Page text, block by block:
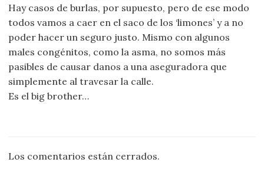
Hay casos de burlas, por supuesto, pero de ese modo
todos vamos a caer en el saco de los ‘limones’ y a no
poder hacer un seguro justo. Mismo con algunos
males congénitos, como la asma, no somos más
pasibles de causar danos a una aseguradora que
simplemente al travesar la calle.
Es el big brother…
Los comentarios están cerrados.